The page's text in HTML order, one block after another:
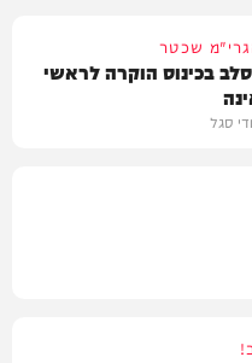
שכטר
בכינוס הוקרה לראשי
סגל